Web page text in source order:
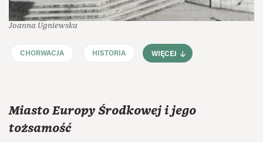
Joanna Ugniewska
CHORWACJA HISTORIA WIĘCEJ
Miasto Europy Środkowej i jego
tożsamość